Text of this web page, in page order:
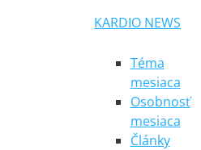
KARDIO NEWS
Téma
mesiaca
Osobnosť
mesiaca
Články